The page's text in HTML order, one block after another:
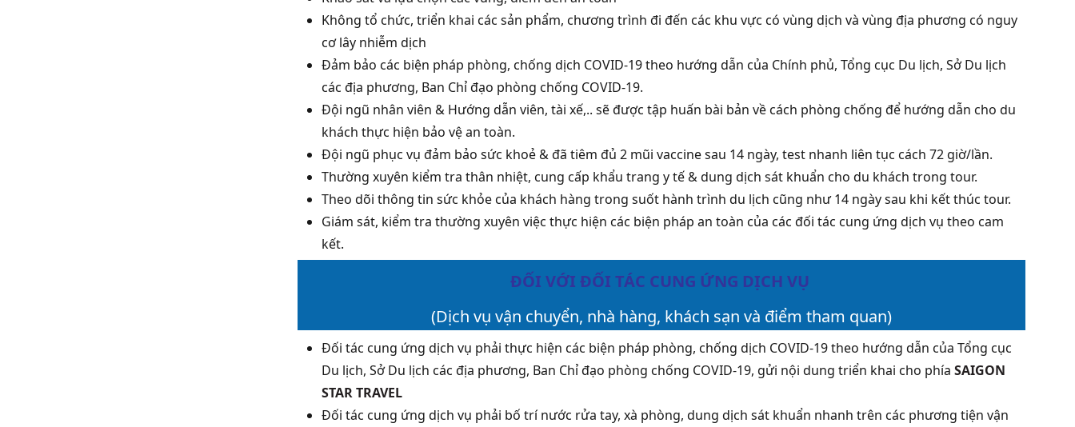
Không tổ chức, triển khai các sản phẩm, chương trình đi đến các khu vực có vùng dịch và vùng địa phương có nguy
cơ lây nhiễm dịch
Đảm bảo các biện pháp phòng, chống dịch COVID-19 theo hướng dẫn của Chính phủ, Tổng cục Du lịch, Sở Du lịch
các địa phương, Ban Chỉ đạo phòng chống COVID-19.
Đội ngũ nhân viên & Hướng dẫn viên, tài xế,.. sẽ được tập huấn bài bản về cách phòng chống để hướng dẫn cho du
khách thực hiện bảo vệ an toàn.
Đội ngũ phục vụ đảm bảo sức khoẻ & đã tiêm đủ 2 mũi vaccine sau 14 ngày, test nhanh liên tục cách 72 giờ/lần.
Thường xuyên kiểm tra thân nhiệt, cung cấp khẩu trang y tế & dung dịch sát khuẩn cho du khách trong tour.
Theo dõi thông tin sức khỏe của khách hàng trong suốt hành trình du lịch cũng như 14 ngày sau khi kết thúc tour.
Giám sát, kiểm tra thường xuyên việc thực hiện các biện pháp an toàn của các đối tác cung ứng dịch vụ theo cam
kết.
ĐỐI VỚI ĐỐI TÁC CUNG ỨNG DỊCH VỤ
(Dịch vụ vận chuyển, nhà hàng, khách sạn và điểm tham quan)
Đối tác cung ứng dịch vụ phải thực hiện các biện pháp phòng, chống dịch COVID-19 theo hướng dẫn của Tổng cục
Du lịch, Sở Du lịch các địa phương, Ban Chỉ đạo phòng chống COVID-19, gửi nội dung triển khai cho phía SAIGON
STAR TRAVEL
Đối tác cung ứng dịch vụ phải bố trí nước rửa tay, xà phòng, dung dịch sát khuẩn nhanh trên các phương tiện vận